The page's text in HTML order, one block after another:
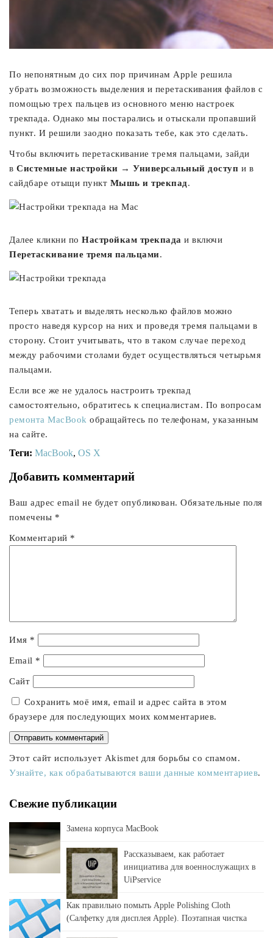
По непонятным до сих пор причинам Apple решила
убрать возможность выделения и перетаскивания файлов с
помощью трех пальцев из основного меню настроек
трекпада. Однако мы постарались и отыскали пропавший
пункт. И решили заодно показать тебе, как это сделать.
Чтобы включить перетаскивание тремя пальцами, зайди
в Системные настройки → Универсальный доступ и в
сайдбаре отыщи пункт Мышь и трекпад.
Далее кликни по Настройкам трекпада и включи
Перетаскивание тремя пальцами.
Теперь хватать и выделять несколько файлов можно
просто наведя курсор на них и проведя тремя пальцами в
сторону. Стоит учитывать, что в таком случае переход
между рабочими столами будет осуществляться четырьмя
пальцами.
Если все же не удалось настроить трекпад
самостоятельно, обратитесь к специалистам. По вопросам
ремонта MacBook обращайтесь по телефонам, указанным
на сайте.
Теги: MacBook, OS X
Добавить комментарий
Ваш адрес email не будет опубликован. Обязательные поля
помечены *
Комментарий *
Имя *
Email *
Сайт
Сохранить моё имя, email и адрес сайта в этом
браузере для последующих моих комментариев.
Этот сайт использует Akismet для борьбы со спамом.
Узнайте, как обрабатываются ваши данные комментариев.
Свежие публикации
Замена корпуса MacBook
Рассказываем, как работает
инициатива для военнослужащих в
UiPservice
Как правильно помыть Apple Polishing Cloth
(Салфетку для дисплея Apple). Поэтапная чистка